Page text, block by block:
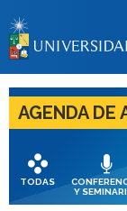
AGENDA DE
TODAS
Y